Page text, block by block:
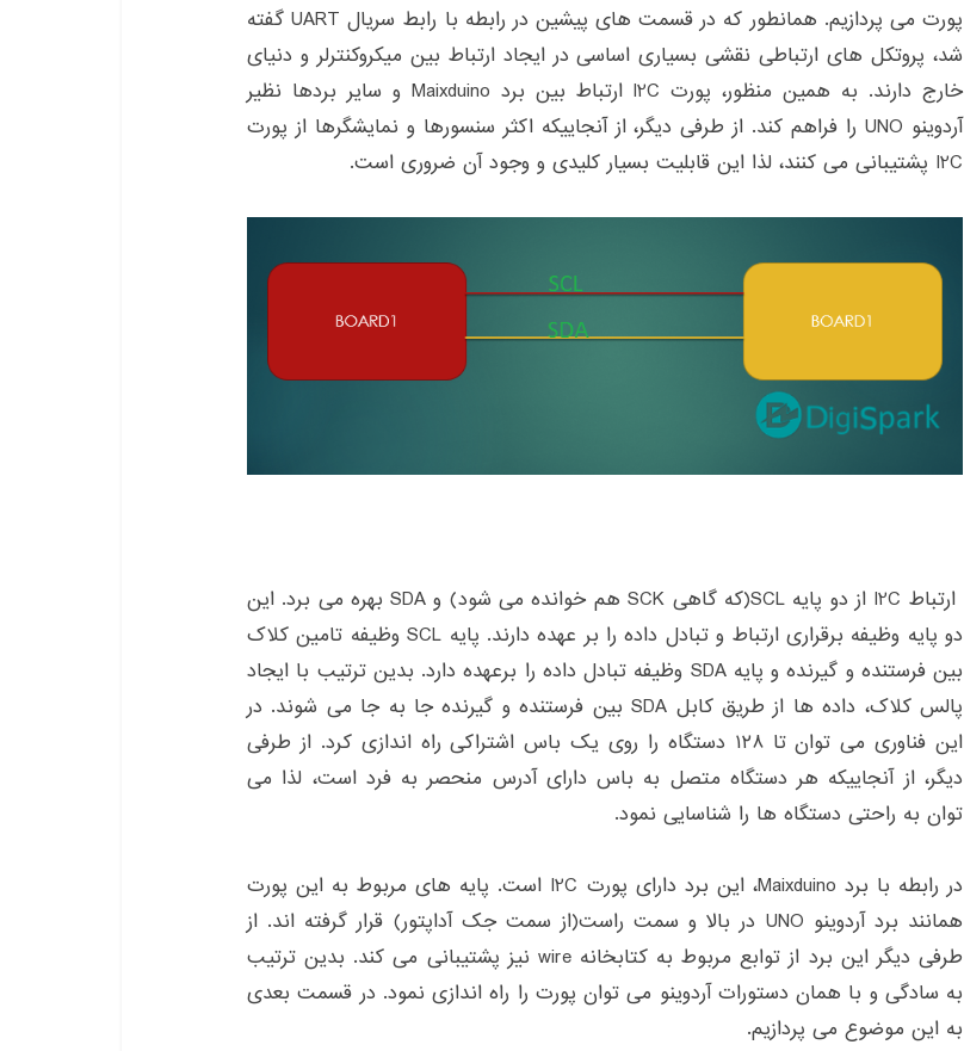
پورت می پردازیم. همانطور که در قسمت های پیشین در رابطه با رابط سریال UART گفته
شد، پروتکل های ارتباطی نقشی بسیاری اساسی در ایجاد ارتباط بین میکروکنترلر و دنیای
خارج دارند. به همین منظور، پورت I2C ارتباط بین برد Maixduino و سایر بردها نظیر
آردوینو UNO را فراهم کند. از طرفی دیگر، از آنجاییکه اکثر سنسورها و نمایشگرها از پورت
I2C پشتیبانی می کنند، لذا این قابلیت بسیار کلیدی و وجود آن ضروری است.
ارتباط I2C از دو پایه SCL(که گاهی SCK هم خوانده می شود) و SDA بهره می برد. این
دو پایه وظیفه برقراری ارتباط و تبادل داده را بر عهده دارند. پایه SCL وظیفه تامین کلاک
بین فرستنده و گیرنده و پایه SDA وظیفه تبادل داده را برعهده دارد. بدین ترتیب با ایجاد
پالس کلاک، داده ها از طریق کابل SDA بین فرستنده و گیرنده جا به جا می شوند. در
این فناوری می توان تا ۱۲۸ دستگاه را روی یک باس اشتراکی راه اندازی کرد. از طرفی
دیگر، از آنجاییکه هر دستگاه متصل به باس دارای آدرس منحصر به فرد است، لذا می
توان به راحتی دستگاه ها را شناسایی نمود.
در رابطه با برد Maixduino، این برد دارای پورت I2C است. پایه های مربوط به این پورت
همانند برد آردوینو UNO در بالا و سمت راست(از سمت جک آداپتور) قرار گرفته اند. از
طرفی دیگر این برد از توابع مربوط به کتابخانه wire نیز پشتیبانی می کند. بدین ترتیب
به سادگی و با همان دستورات آردوینو می توان پورت را راه اندازی نمود. در قسمت بعدی
به این موضوع می پردازیم.